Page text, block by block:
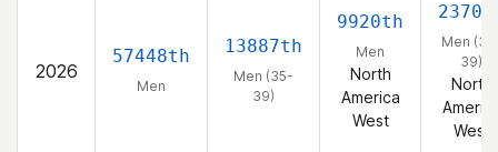
2026
57448th
Men
13887th
Men (35-
39)
9920th
Men
North
America
West
Men
39)
North
West